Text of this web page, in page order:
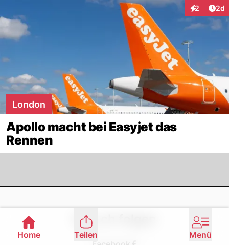
2 2d
London
Apollo macht bei Easyjet das
Rennen
Nau.ch folgen
Home Teilen Menü